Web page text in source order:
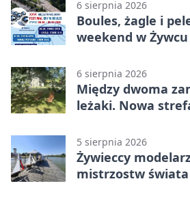
6 sierpnia 2026
Boules, żagle i
weekend w
6 sierpnia 2026
Między dwoma
leżaki. Nowa
5 sierpnia 2026
Żywieccy
mistrzostw świata